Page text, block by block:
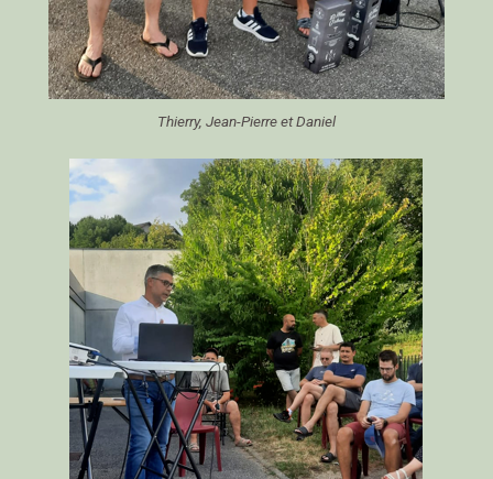
Thierry, Jean-Pierre et Daniel